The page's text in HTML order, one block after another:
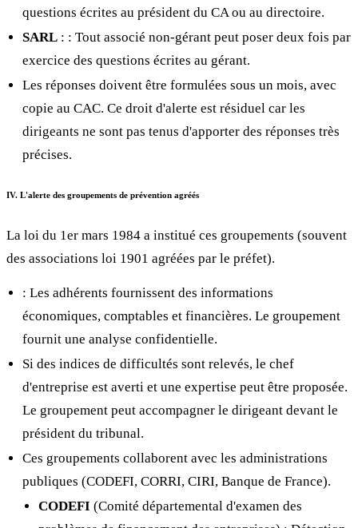
questions écrites au président du CA ou au directoire.
SARL : : Tout associé non-gérant peut poser deux fois par
exercice des questions écrites au gérant.
Les réponses doivent être formulées sous un mois, avec
copie au CAC. Ce droit d'alerte est résiduel car les
dirigeants ne sont pas tenus d'apporter des réponses très
précises.
IV. L'alerte des groupements de prévention agréés
La loi du 1er mars 1984 a institué ces groupements (souvent
des associations loi 1901 agréées par le préfet).
: Les adhérents fournissent des informations
économiques, comptables et financières. Le groupement
fournit une analyse confidentielle.
Si des indices de difficultés sont relevés, le chef
d'entreprise est averti et une expertise peut être proposée.
Le groupement peut accompagner le dirigeant devant le
président du tribunal.
Ces groupements collaborent avec les administrations
publiques (CODEFI, CORRI, CIRI, Banque de France).
CODEFI (Comité départemental d'examen des